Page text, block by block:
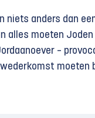
niets anders dan
alles moeten Joden
–
moeten